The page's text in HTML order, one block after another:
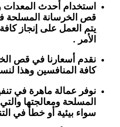
استخدام أحدث المعدات
قص الخرسانة المسلحة
يتم العمل على إنجاز
الأمر .
نقدم أسعارنا في قص
كافة المنافسين وهذا
نوفر عمالة ماهرة في
المسلحة ومعالجتها
سواء بيئية أو خطأ في